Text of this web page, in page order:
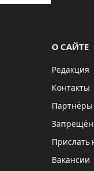
О САЙТЕ
Редакция
Контакты
Партнёры
Прислать
Вакансии